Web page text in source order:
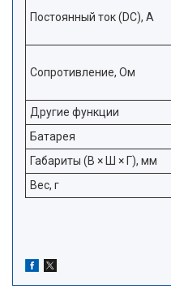
Постоянный ток (DC), A
Сопротивление, Ом
Другие функции
Батарея
Габариты (В × Ш × Г), мм
Вес, г